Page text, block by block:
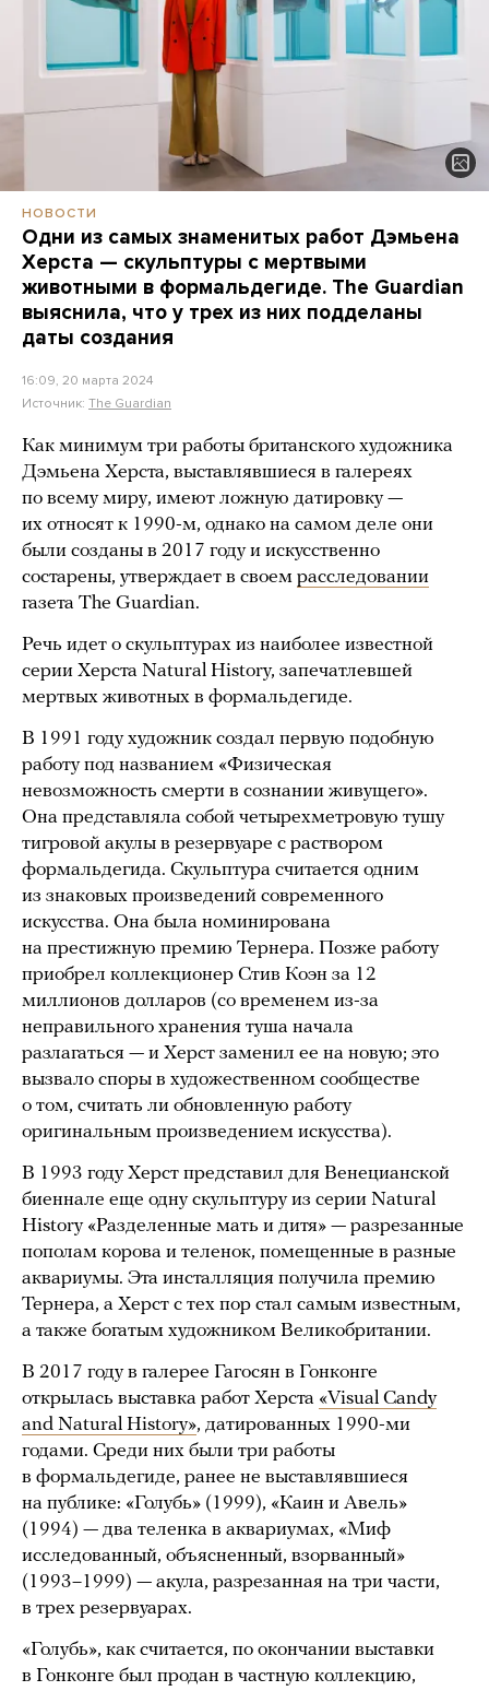
НОВОСТИ
Одни из самых знаменитых работ Дэмьена
Херста — скульптуры с мертвыми
животными в формальдегиде. The Guardian
выяснила, что у трех из них подделаны
даты создания
16:09, 20 марта 2024
Источник: The Guardian
Как минимум три работы британского художника
Дэмьена Херста, выставлявшиеся в галереях
по всему миру, имеют ложную датировку —
их относят к 1990-м, однако на самом деле они
были созданы в 2017 году и искусственно
состарены, утверждает в своем расследовании
газета The Guardian.
Речь идет о скульптурах из наиболее известной
серии Херста Natural History, запечатлевшей
мертвых животных в формальдегиде.
В 1991 году художник создал первую подобную
работу под названием «Физическая
невозможность смерти в сознании живущего».
Она представляла собой четырехметровую тушу
тигровой акулы в резервуаре с раствором
формальдегида. Скульптура считается одним
из знаковых произведений современного
искусства. Она была номинирована
на престижную премию Тернера. Позже работу
приобрел коллекционер Стив Коэн за 12
миллионов долларов (со временем из-за
неправильного хранения туша начала
разлагаться — и Херст заменил ее на новую; это
вызвало споры в художественном сообществе
о том, считать ли обновленную работу
оригинальным произведением искусства).
В 1993 году Херст представил для Венецианской
биеннале еще одну скульптуру из серии Natural
History «Разделенные мать и дитя» — разрезанные
пополам корова и теленок, помещенные в разные
аквариумы. Эта инсталляция получила премию
Тернера, а Херст с тех пор стал самым известным,
а также богатым художником Великобритании.
В 2017 году в галерее Гагосян в Гонконге
открылась выставка работ Херста «Visual Candy
and Natural History», датированных 1990-ми
годами. Среди них были три работы
в формальдегиде, ранее не выставлявшиеся
на публике: «Голубь» (1999), «Каин и Авель»
(1994) — два теленка в аквариумах, «Миф
исследованный, объясненный, взорванный»
(1993–1999) — акула, разрезанная на три части,
в трех резервуарах.
«Голубь», как считается, по окончании выставки
в Гонконге был продан в частную коллекцию,